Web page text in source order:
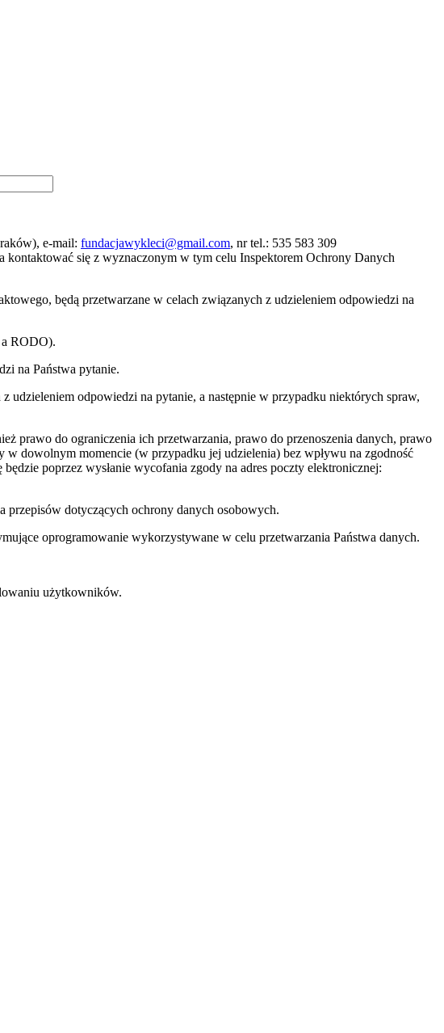
e-mail: fundacjawykleci@gmail.com, nr tel.: 535 583 309
się z wyznaczonym w tym celu Inspektorem Ochrony Danych
będą przetwarzane w celach związanych z udzieleniem odpowiedzi na
a RODO).
na Państwa pytanie.
udzieleniem odpowiedzi na pytanie, a następnie w przypadku niektórych spraw,
prawo do ograniczenia ich przetwarzania, prawo do przenoszenia danych, prawo
dowolnym momencie (w przypadku jej udzielenia) bez wpływu na zgodność
poprzez wysłanie wycofania zgody na adres poczty elektronicznej:
przepisów dotyczących ochrony danych osobowych.
oprogramowanie wykorzystywane w celu przetwarzania Państwa danych.
użytkowników.